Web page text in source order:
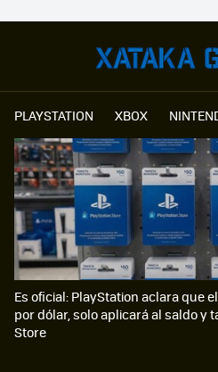
PLAYSTATION XBOX
Es oficial: PlayStation aclara que
por dólar, solo aplicará al saldo y
Store